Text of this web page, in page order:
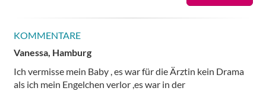
KOMMENTARE
Vanessa, Hamburg
Ich vermisse mein Baby , es war für die Ärztin kein Drama
als ich mein Engelchen verlor ,es war in der